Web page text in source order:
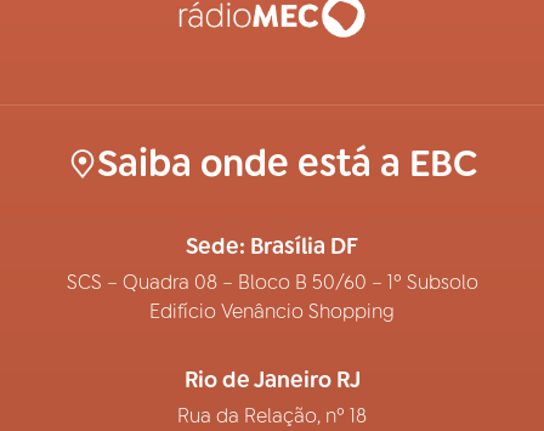
Saiba onde está a EBC
Sede: Brasília DF
SCS – Quadra 08 – Bloco B 50/60 – 1º Subsolo
Edifício Venâncio Shopping
Rio de Janeiro RJ
Rua da Relação, nº 18